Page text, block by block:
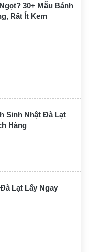
30+ Mẫu Bánh
Rất Ít Kem
Sinh Nhật Đà Lạt
Hàng
Lạt Lấy Ngay